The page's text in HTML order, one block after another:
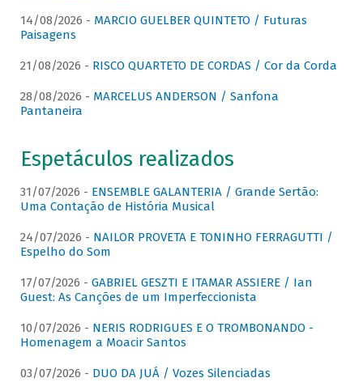
14/08/2026 - MARCIO GUELBER QUINTETO / Futuras
Paisagens
21/08/2026 - RISCO QUARTETO DE CORDAS / Cor da Corda
28/08/2026 - MARCELUS ANDERSON / Sanfona
Pantaneira
Espetáculos realizados
31/07/2026 - ENSEMBLE GALANTERIA / Grande Sertão:
Uma Contação de História Musical
24/07/2026 - NAILOR PROVETA E TONINHO FERRAGUTTI /
Espelho do Som
17/07/2026 - GABRIEL GESZTI E ITAMAR ASSIERE / Ian
Guest: As Canções de um Imperfeccionista
10/07/2026 - NERIS RODRIGUES E O TROMBONANDO -
Homenagem a Moacir Santos
03/07/2026 - DUO DA JUÁ / Vozes Silenciadas